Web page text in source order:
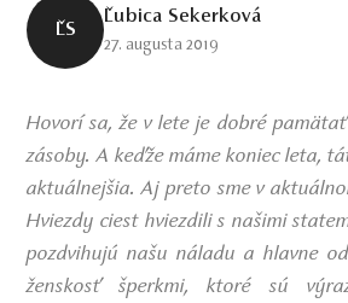
ĽS
Ľubica Sekerková
27. augusta 2019
Hovorí sa, že v lete je dobré
zásoby. A keďže máme koniec leta,
aktuálnejšia. Aj preto sme v
Hviezdy ciest hviezdili s našimi
pozdvihujú našu náladu a hlavne
ženskosť šperkmi, ktoré sú